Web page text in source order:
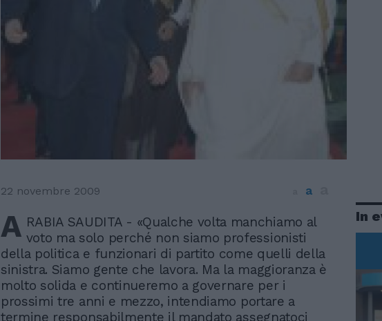
22 novembre 2009 a
A RABIA SAUDITA - «Qualche volta manchiamo al
voto ma solo perché non siamo professionisti
della politica e funzionari di partito come quelli della
sinistra. Siamo gente che lavora. Ma la maggioranza è
molto solida e continueremo a governare per i
prossimi tre anni e mezzo, intendiamo portare a
termine responsabilmente il mandato assegnatoci
In